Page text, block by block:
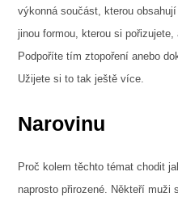
výkonná součást, kterou
jinou formou, kterou si
Podpoříte tím ztopoření anebo
Užijete si to tak ještě více.
Narovinu
Proč kolem těchto témat chodit
naprosto přirozené. Někteří